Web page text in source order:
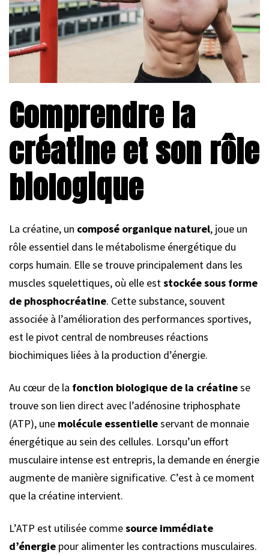
Comprendre la
créatine et son rôle
biologique
La créatine, un composé organique naturel, joue un
rôle essentiel dans le métabolisme énergétique du
corps humain. Elle se trouve principalement dans les
muscles squelettiques, où elle eststockée sous forme
de phosphocréatine. Cette substance, souvent
associée à l’amélioration des performances sportives,
est le pivot central de nombreuses réactions
biochimiques liées à la production d’énergie.
Au cœur de la fonction biologique de la créatinese
trouve son lien direct avec l’adénosine triphosphate
(ATP), une molécule essentielleservant de monnaie
énergétique au sein des cellules. Lorsqu’un effort
musculaire intense est entrepris, la demande en énergie
augmente de manière significative. C’est à ce moment
que la créatine intervient.
L’ATP est utilisée commesource immédiate
d’énergie pour alimenter les contractions musculaires.